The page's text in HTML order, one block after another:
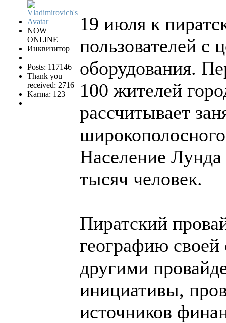
NOW
ONLINE
Инквизитор
Posts: 117146
Thank you
received: 2716
Karma: 123
19 июля к
пользователей с
оборудования.
100 жителей
рассчитывает
Население Лунда
тысяч человек.
Пиратский
географию своей
другими
инициативы,
источников